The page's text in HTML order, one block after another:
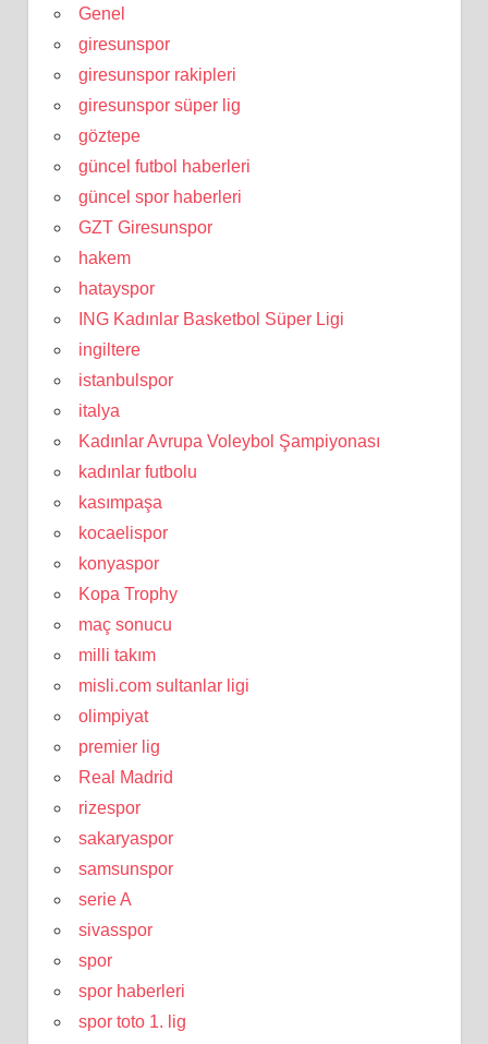
Genel
giresunspor
giresunspor rakipleri
giresunspor süper lig
göztepe
güncel futbol haberleri
güncel spor haberleri
GZT Giresunspor
hakem
hatayspor
ING Kadınlar Basketbol Süper Ligi
ingiltere
istanbulspor
italya
Kadınlar Avrupa Voleybol Şampiyonası
kadınlar futbolu
kasımpaşa
kocaelispor
konyaspor
Kopa Trophy
maç sonucu
milli takım
misli.com sultanlar ligi
olimpiyat
premier lig
Real Madrid
rizespor
sakaryaspor
samsunspor
serie A
sivasspor
spor
spor haberleri
spor toto 1. lig